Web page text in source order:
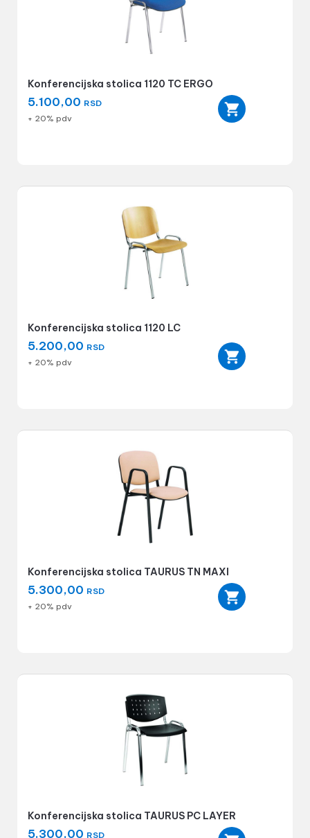
Konferencijska stolica 1120 TC ERGO
5.100,00 RSD
+ 20% pdv
Konferencijska stolica 1120 LC
5.200,00 RSD
+ 20% pdv
Konferencijska stolica TAURUS TN MAXI
5.300,00 RSD
+ 20% pdv
Konferencijska stolica TAURUS PC LAYER
5.300,00 RSD